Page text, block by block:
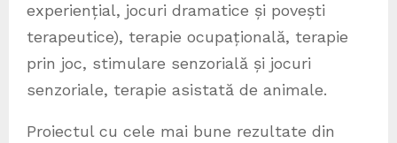
experiențial, jocuri dramatice și povești
terapeutice), terapie ocupațională, terapie
prin joc, stimulare senzorială și jocuri
senzoriale, terapie asistată de animale.
Proiectul cu cele mai bune rezultate din